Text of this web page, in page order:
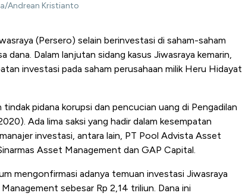
Andrean Kristianto
(Persero) selain berinvestasi di saham-saham
Dalam lanjutan sidang kasus Jiwasraya kemarin,
investasi pada saham perusahaan milik Heru Hidayat
pidana korupsi dan pencucian uang di Pengadilan
Ada lima saksi yang hadir dalam kesempatan
investasi, antara lain, PT Pool Advista Asset
Asset Management dan GAP Capital.
mengonfirmasi adanya temuan investasi Jiwasraya
sebesar Rp 2,14 triliun. Dana ini